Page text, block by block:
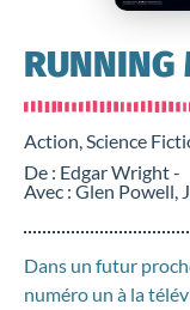
RUNNING
Action, Science
De : Edgar Wright -
Avec : Glen Powell,
Dans un futur
numéro un à la